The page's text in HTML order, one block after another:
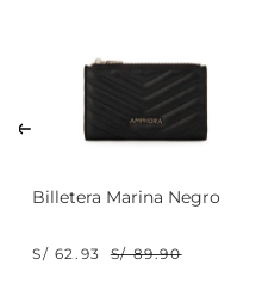
Billetera Marina Negro
S/ 62.93 S/ 89.90